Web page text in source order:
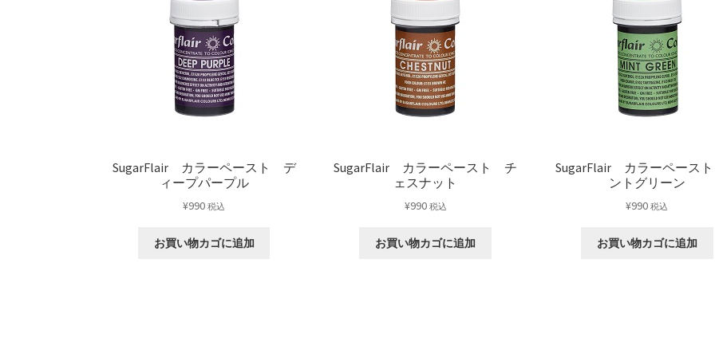
SugarFlair カラーペースト デ
ィープパープル
¥990 税込
お買い物カゴに追加
SugarFlair カラーペースト チ
ェスナット
¥990 税込
お買い物カゴに追加
SugarFlair カラーペース
ントグリーン
¥990 税込
お買い物カゴに追加